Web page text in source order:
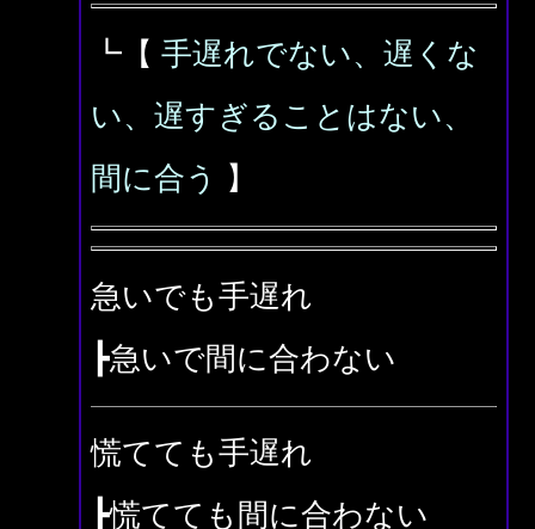
┗【 手遅れでない、遅くな
い、遅すぎることはない、
間に合う
】
急いでも手遅れ
┣急いで間に合わない
慌てても手遅れ
┣慌てても間に合わない